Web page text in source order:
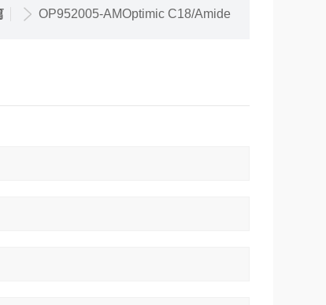
OP952005-AMOptimic C18/Amide